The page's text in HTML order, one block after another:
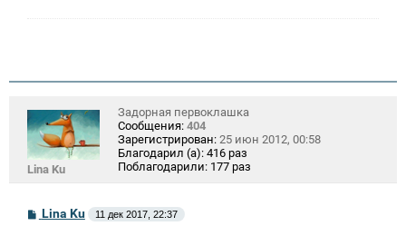
Lina Ku
Задорная первоклашка
Сообщения: 404
Зарегистрирован: 25 июн 2012, 00:58
Благодарил (а): 416 раз
Поблагодарили: 177 раз
СLina Ku 11 дек 2017, 22:37